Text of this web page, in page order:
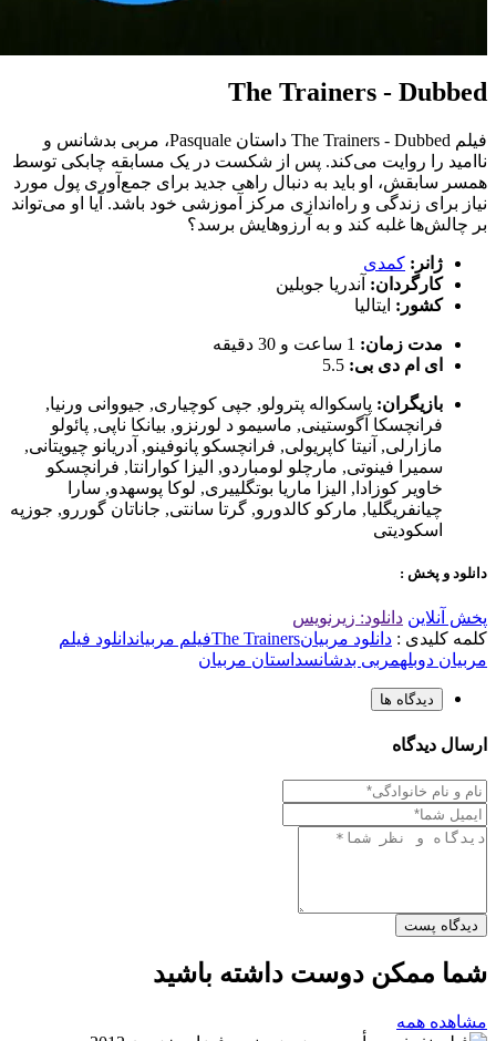
The Trainers - Dubbed
فیلم The Trainers - Dubbed داستان Pasquale، مربی بدشانس و
ناامید را روایت می‌کند. پس از شکست در یک مسابقه چابکی توسط
همسر سابقش، او باید به دنبال راهی جدید برای جمع‌آوری پول مورد
نیاز برای زندگی و راه‌اندازی مرکز آموزشی خود باشد. آیا او می‌تواند
بر چالش‌ها غلبه کند و به آرزوهایش برسد؟
ژانر: کمدی
کارگردان: آندریا جوبلین
کشور: ایتالیا
مدت زمان: 1 ساعت و 30 دقیقه
ای ام دی بی: 5.5
بازیگران: پاسکواله پترولو, جپی کوچیاری, جیووانی ورنیا,
فرانچسکا آگوستینی, ماسیمو د لورنزو, بیانکا ناپی, پائولو
مازارلی, آنیتا کاپریولی, فرانچسکو پانوفینو, آدریانو چیویتانی,
سمیرا فینوتی, مارچلو لومباردو, الیزا کوارانتا, فرانچسکو
خاویر کوزادا , الیزا ماریا بوتگلییری, لوکا پوسهدو, سارا
چیانفریگلیا, مارکو کالدورو, گرتا سانتی, جاناتان گوررو, جوزپه
اسکودیتی
دانلود و پخش :
پخش آنلاین دانلود: زیرنویس
کلمه کلیدی : دانلود مربیانThe Trainersفیلم مربیاندانلود فیلم
مربیان دوبلهمربی بدشانسداستان مربیان
دیدگاه ها
ارسال دیدگاه
دیدگاه پست
شما ممکن دوست داشته باشید
مشاهده همه